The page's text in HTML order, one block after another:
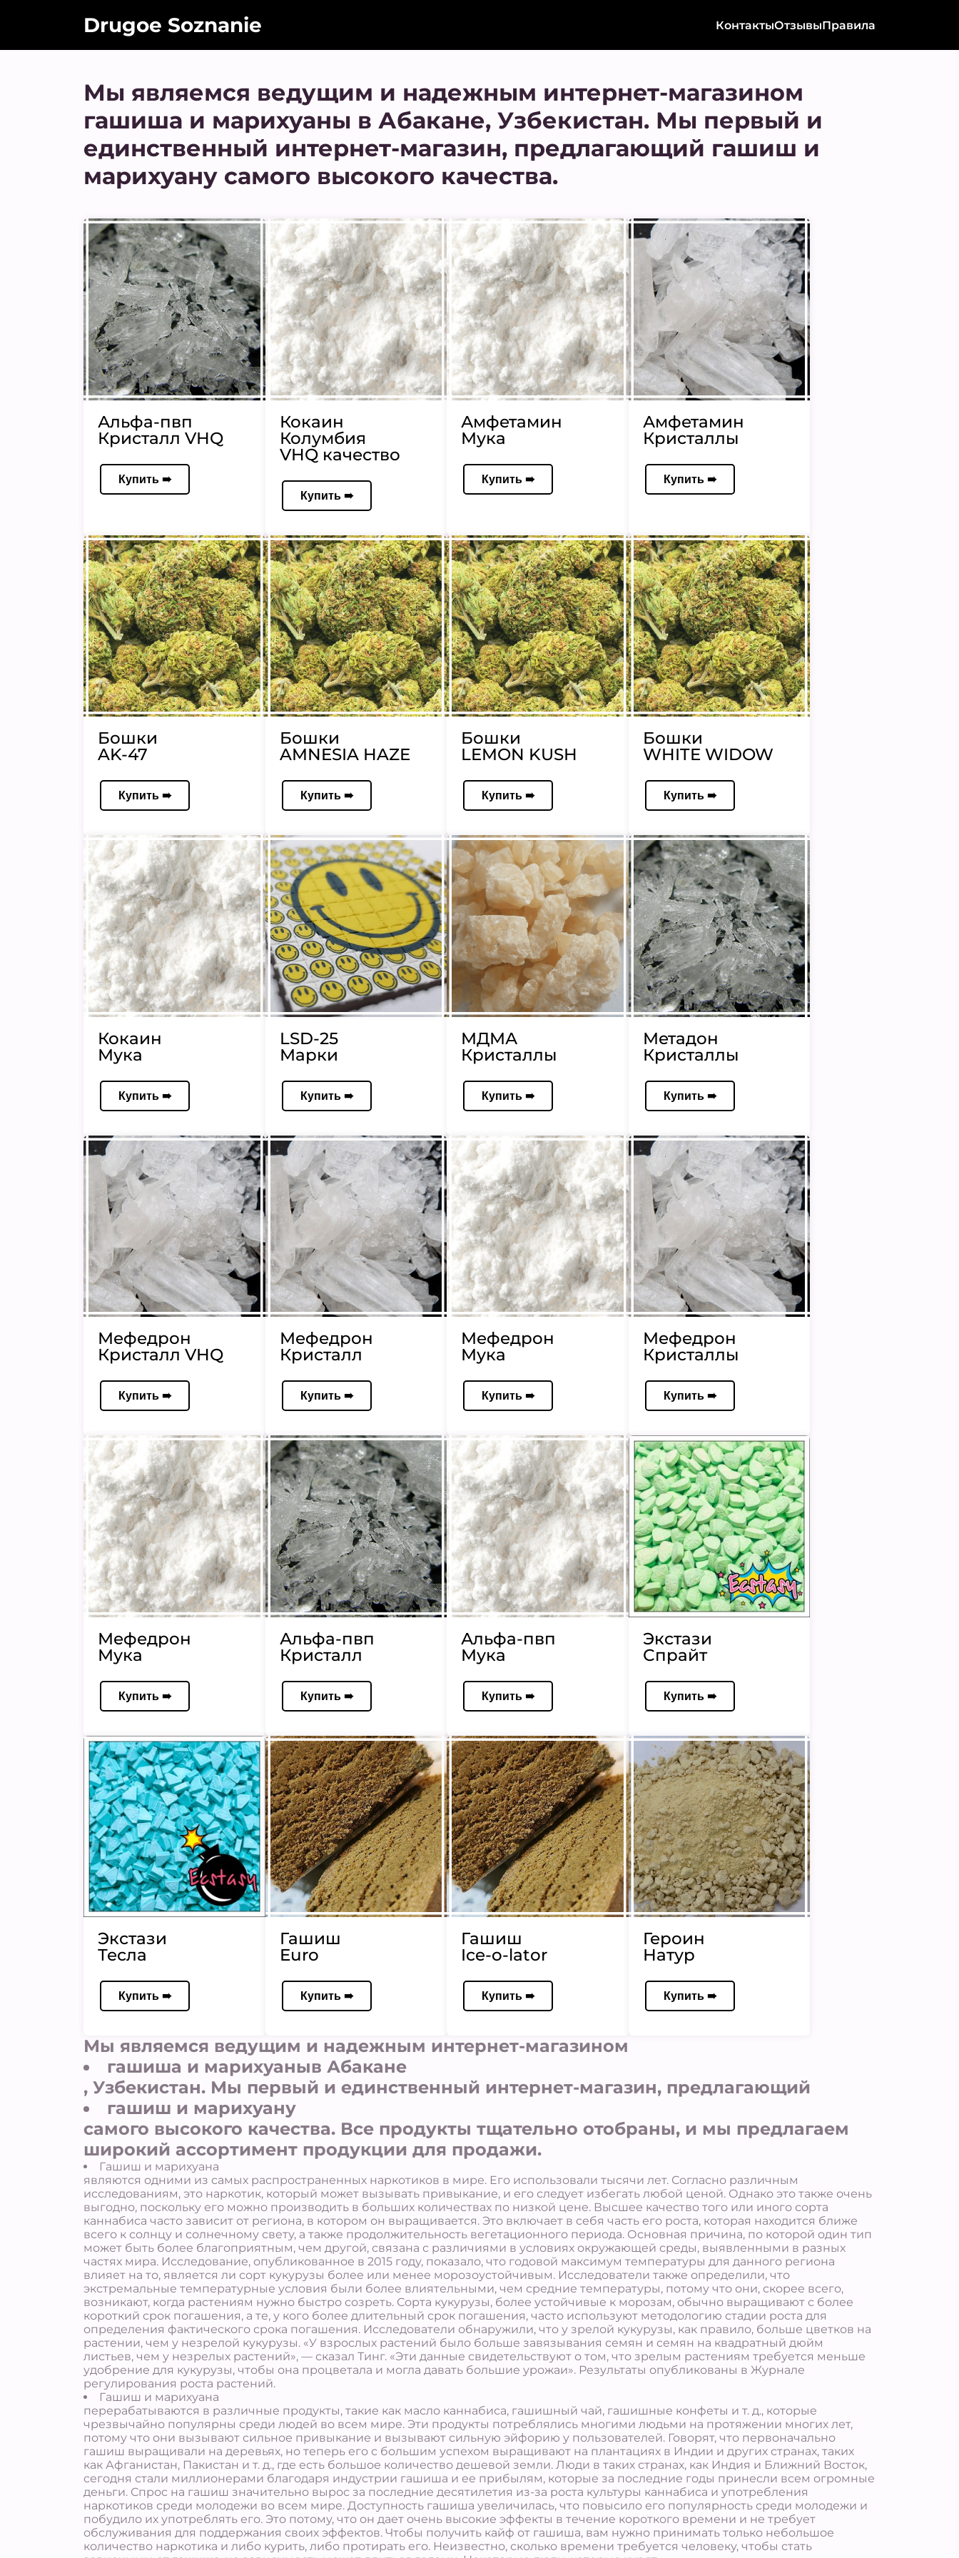
Drugoe Soznanie КонтактыОтзывыПравила
Мы являемся ведущим и надежным интернет-магазином
гашиша и марихуаны в Абакане, Узбекистан. Мы первый и
единственный интернет-магазин, предлагающий гашиш и
марихуану самого высокого качества.
Альфа-пвп
Кристалл VHQ
Купить ➠
Кокаин
Колумбия
VHQ качество
Купить ➠
Амфетамин
Мука
Купить ➠
Амфетамин
Кристаллы
Купить ➠
Бошки
AK-47
Купить ➠
Бошки
AMNESIA HAZE
Купить ➠
Бошки
LEMON KUSH
Купить ➠
Бошки
WHITE WIDOW
Купить ➠
Кокаин
Мука
Купить ➠
LSD-25
Марки
Купить ➠
МДМА
Кристаллы
Купить ➠
Метадон
Кристаллы
Купить ➠
Мефедрон
Кристалл VHQ
Купить ➠
Мефедрон
Кристалл
Купить ➠
Мефедрон
Мука
Купить ➠
Мефедрон
Кристаллы
Купить ➠
Мефедрон
Мука
Купить ➠
Альфа-пвп
Кристалл
Купить ➠
Альфа-пвп
Мука
Купить ➠
Экстази
Спрайт
Купить ➠
Экстази
Тесла
Купить ➠
Гашиш
Euro
Купить ➠
Гашиш
Ice-o-lator
Купить ➠
Героин
Натур
Купить ➠
Мы являемся ведущим и надежным интернет-магазином
гашиша и марихуаныв Абакане
, Узбекистан. Мы первый и единственный интернет-магазин, предлагающий
гашиш и марихуану
самого высокого качества. Все продукты тщательно отобраны, и мы предлагаем
широкий ассортимент продукции для продажи.
Гашиш и марихуана
являются одними из самых распространенных наркотиков в мире. Его использовали тысячи лет. Согласно различным
исследованиям, это наркотик, который может вызывать привыкание, и его следует избегать любой ценой. Однако это также очень
выгодно, поскольку его можно производить в больших количествах по низкой цене. Высшее качество того или иного сорта
каннабиса часто зависит от региона, в котором он выращивается. Это включает в себя часть его роста, которая находится ближе
всего к солнцу и солнечному свету, а также продолжительность вегетационного периода. Основная причина, по которой один тип
может быть более благоприятным, чем другой, связана с различиями в условиях окружающей среды, выявленными в разных
частях мира. Исследование, опубликованное в 2015 году, показало, что годовой максимум температуры для данного региона
влияет на то, является ли сорт кукурузы более или менее морозоустойчивым. Исследователи также определили, что
экстремальные температурные условия были более влиятельными, чем средние температуры, потому что они, скорее всего,
возникают, когда растениям нужно быстро созреть. Сорта кукурузы, более устойчивые к морозам, обычно выращивают с более
короткий срок погашения, а те, у кого более длительный срок погашения, часто используют методологию стадии роста для
определения фактического срока погашения. Исследователи обнаружили, что у зрелой кукурузы, как правило, больше цветков на
растении, чем у незрелой кукурузы. «У взрослых растений было больше завязывания семян и семян на квадратный дюйм
листьев, чем у незрелых растений», — сказал Тинг. «Эти данные свидетельствуют о том, что зрелым растениям требуется меньше
удобрение для кукурузы, чтобы она процветала и могла давать большие урожаи». Результаты опубликованы в Журнале
регулирования роста растений.
Гашиш и марихуана
перерабатываются в различные продукты, такие как масло каннабиса, гашишный чай, гашишные конфеты и т. д., которые
чрезвычайно популярны среди людей во всем мире. Эти продукты потреблялись многими людьми на протяжении многих лет,
потому что они вызывают сильное привыкание и вызывают сильную эйфорию у пользователей. Говорят, что первоначально
гашиш выращивали на деревьях, но теперь его с большим успехом выращивают на плантациях в Индии и других странах, таких
как Афганистан, Пакистан и т. д., где есть большое количество дешевой земли. Люди в таких странах, как Индия и Ближний Восток,
сегодня стали миллионерами благодаря индустрии гашиша и ее прибылям, которые за последние годы принесли всем огромные
деньги. Спрос на гашиш значительно вырос за последние десятилетия из-за роста культуры каннабиса и употребления
наркотиков среди молодежи во всем мире. Доступность гашиша увеличилась, что повысило его популярность среди молодежи и
побудило их употреблять его. Это потому, что он дает очень высокие эффекты в течение короткого времени и не требует
обслуживания для поддержания своих эффектов. Чтобы получить кайф от гашиша, вам нужно принимать только небольшое
количество наркотика и либо курить, либо протирать его. Неизвестно, сколько времени требуется человеку, чтобы стать